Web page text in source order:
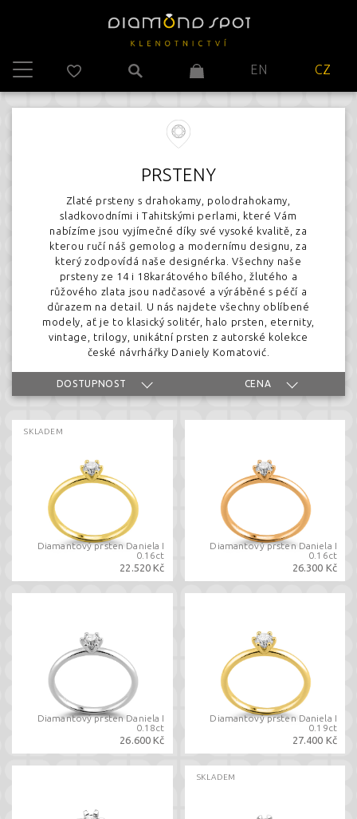
EN CZ
PRSTENY
Zlaté prsteny s drahokamy, polodrahokamy,
sladkovodními i Tahitskými perlami, které Vám
nabízíme jsou vyjímečné díky své vysoké kvalitě, za
kterou ručí náš gemolog a modernímu designu, za
který zodpovídá naše designérka. Všechny naše
prsteny ze 14 i 18karátového bílého, žlutého a
růžového zlata jsou nadčasové a výráběné s péčí a
důrazem na detail. U nás najdete všechny oblíbené
modely, ať je to klasický solitér, halo prsten, eternity,
vintage, trilogy, unikátní prsten z autorské kolekce
české návrhářky Daniely Komatović.
DOSTUPNOST CENA
SKLADEM
Diamantový prsten Daniela I
0.16ct
22.520 Kč
Diamantový prsten Daniela I
0.16ct
26.300 Kč
Diamantový prsten Daniela I
0.18ct
26.600 Kč
Diamantový prsten Daniela I
0.19ct
27.400 Kč
SKLADEM